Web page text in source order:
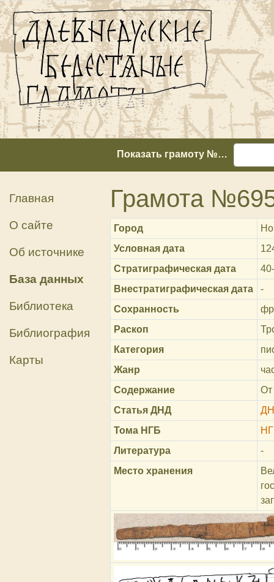
Показать грамоту №…
Главная
О сайте
Об источнике
База данных
Библиотека
Библиография
Карты
Грамота
Город
Условная дата
Стратиграфическая дата
Внестратиграфическая дата
-
Сохранность
Раскоп
Категория
Жанр
Содержание
От
Статья ДНД
Тома НГБ
Литература
-
Место хранения